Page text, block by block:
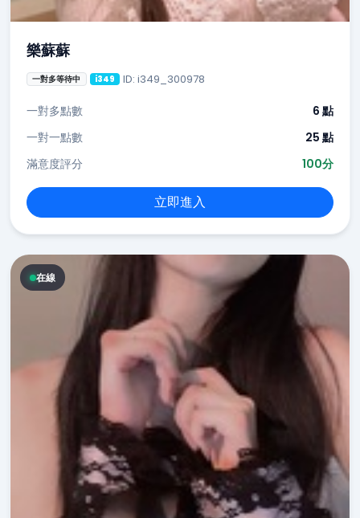
樂蘇蘇
一對多等待中 i349 ID: i349_300978
一對多點數
6 點
一對一點數
25 點
滿意度評分
100分
立即進入
在線